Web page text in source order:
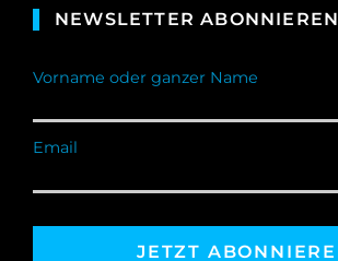
NEWSLETTER ABONNIEREN
Vorname oder ganzer Name
Email